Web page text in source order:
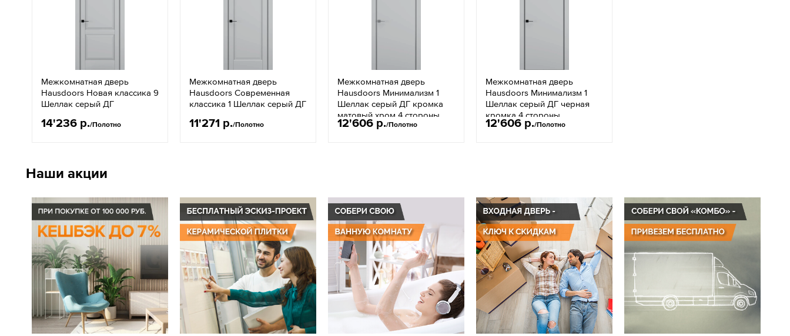
Межкомнатная дверь
Hausdoors Новая классика 9
Шеллак серый ДГ
14'236 р./Полотно
Межкомнатная дверь
Hausdoors Современная
классика 1 Шеллак серый ДГ
11'271 р./Полотно
Межкомнатная дверь
Hausdoors Минимализм 1
Шеллак серый ДГ кромка
матовый хром 4 стороны
12'606 р./Полотно
Межкомнатная дверь
Hausdoors Минимализм 1
Шеллак серый ДГ черная
кромка 4 стороны
12'606 р./Полотно
Наши акции